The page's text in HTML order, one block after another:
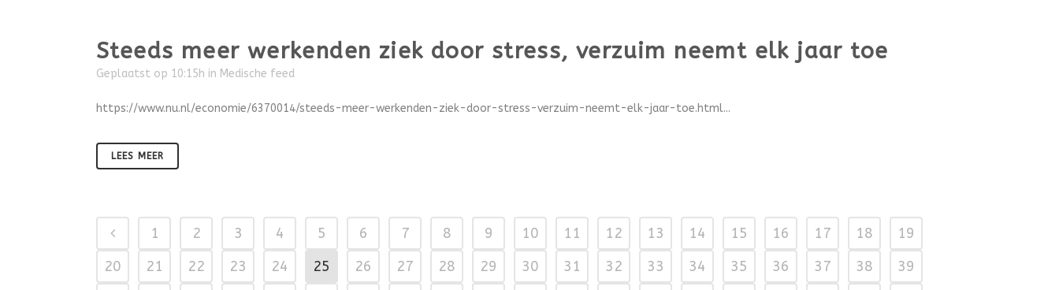
Steeds meer werkenden ziek door stress, verzuim neemt elk jaar toe
Geplaatst op 10:15h in Medische feed
https://www.nu.nl/economie/6370014/steeds-meer-werkenden-ziek-door-stress-verzuim-neemt-elk-jaar-toe.html...
LEES MEER
1 2 3 4 5 6 7 8 9 10 11 12 13 14 15 16 17 18
19
20
21 22 23 24 25 26 27 28 29 30 31 32 33 34 35 36 37 38
39